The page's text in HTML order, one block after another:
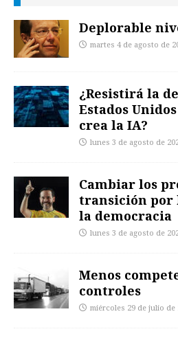
Deplorable
martes 4 de agosto de
¿Resistirá la
Estados
crea la IA?
lunes 3 de agosto de
Cambiar los
transición por
la democracia
lunes 3 de agosto de
Menos
controles
miércoles 29 de julio de